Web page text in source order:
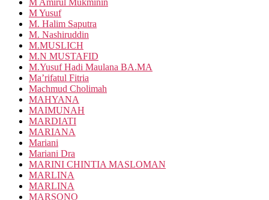
M Amirul Mukminin
M Yusuf
M. Halim Saputra
M. Nashiruddin
M.MUSLICH
M.N MUSTAFID
M.Yusuf Hadi Maulana BA.MA
Ma’rifatul Fitria
Machmud Cholimah
MAHYANA
MAIMUNAH
MARDIATI
MARIANA
Mariani
Mariani Dra
MARINI CHINTIA MASLOMAN
MARLINA
MARLINA
MARSONO